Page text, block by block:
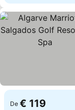
De € 119